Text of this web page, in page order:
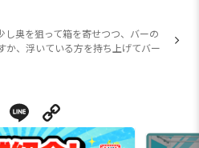
し奥を狙って箱を寄せつつ、バーの
か、浮いている方を持ち上げてバー
X Line